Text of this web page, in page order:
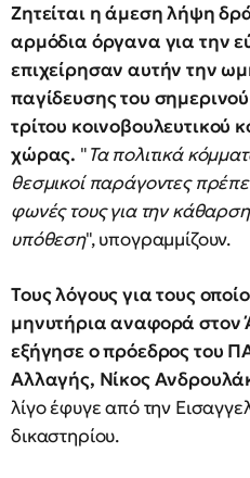
Ζητείται η άμεση λήψη
αρμόδια όργανα για την
επιχείρησαν αυτήν την
παγίδευσης του
τρίτου κοινοβουλευτικού
χώρας. "Τα πολιτικά
θεσμικοί παράγοντες
φωνές τους για την
υπόθεση", υπογραμμίζουν.
Τους λόγους για τους
μηνυτήρια αναφορά στον
εξήγησε ο πρόεδρος του
Αλλαγής, Νίκος
λίγο έφυγε από την
δικαστηρίου.